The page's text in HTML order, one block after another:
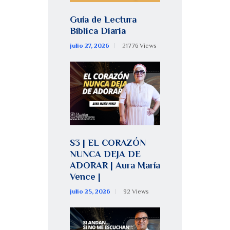
Guía de Lectura
Bíblica Diaria
julio 27, 2026 21776 Views
S3 | EL CORAZÓN
NUNCA DEJA DE
ADORAR | Aura María
Vence |
julio 25, 2026 92 Views